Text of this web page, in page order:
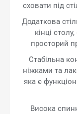
сховати під
Додаткова
кінці
просторий
Стабільна
ніжками та
яка є
Висока